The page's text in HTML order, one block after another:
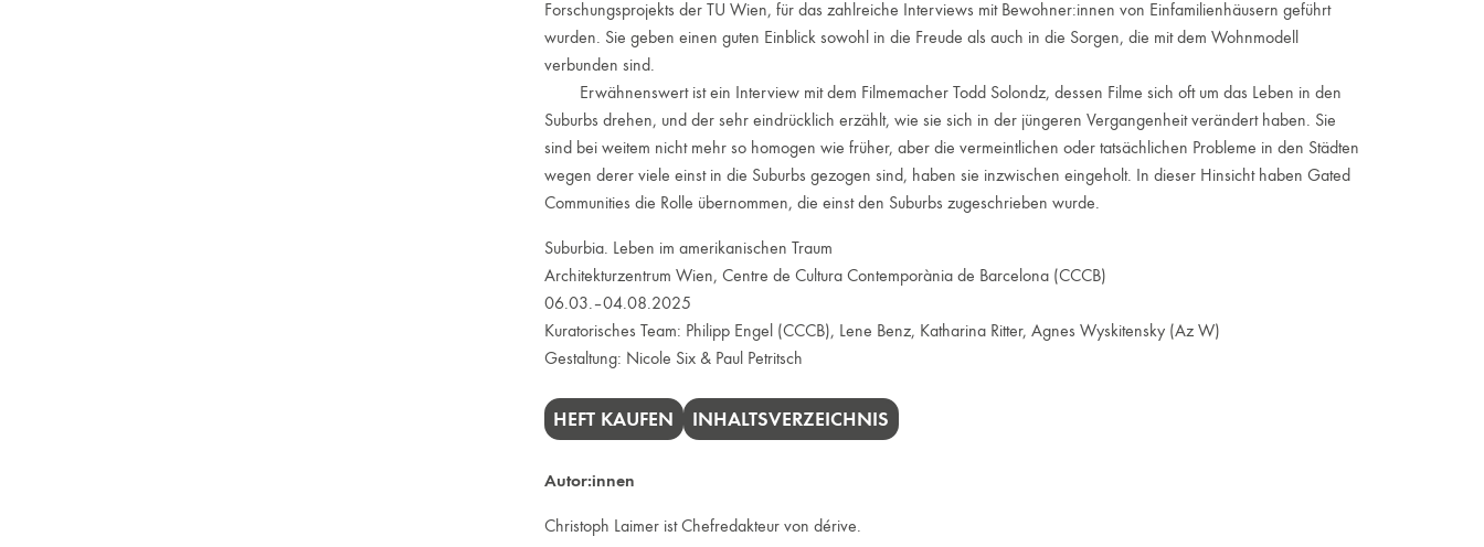
Forschungsprojekts der TU Wien, für das zahlreiche Interviews mit Bewohner:innen von Einfamilienhäusern geführt
wurden. Sie geben einen guten Einblick sowohl in die Freude als auch in die Sorgen, die mit dem Wohnmodell
verbunden sind.
Erwähnenswert ist ein Interview mit dem Filmemacher Todd Solondz, dessen Filme sich oft um das Leben in den
Suburbs drehen, und der sehr eindrücklich erzählt, wie sie sich in der jüngeren Vergangenheit verändert haben. Sie
sind bei weitem nicht mehr so homogen wie früher, aber die vermeintlichen oder tatsächlichen Probleme in den Städten
wegen derer viele einst in die Suburbs gezogen sind, haben sie inzwischen eingeholt. In dieser Hinsicht haben Gated
Communities die Rolle übernommen, die einst den Suburbs zugeschrieben wurde.
Suburbia. Leben im amerikanischen Traum
Architekturzentrum Wien, Centre de Cultura Contemporània de Barcelona (CCCB)
06.03.–04.08.2025
Kuratorisches Team: Philipp Engel (CCCB), Lene Benz, Katharina Ritter, Agnes Wyskitensky (Az W)
Gestaltung: Nicole Six & Paul Petritsch
HEFT KAUFEN INHALTSVERZEICHNIS
Autor:innen
Christoph Laimer ist Chefredakteur von dérive.